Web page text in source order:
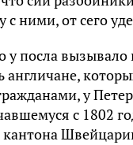
с ними, от сего
у посла
англичане,
у
с 1802